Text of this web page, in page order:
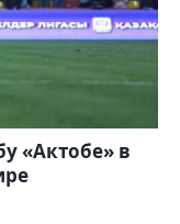
«Актобе» в